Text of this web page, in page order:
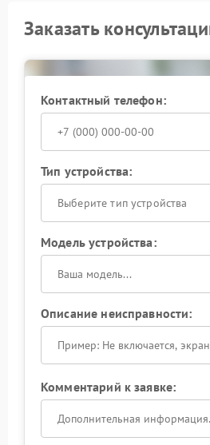
Заказать
Контактный телефон:
Тип устройства:
Выберите тип устройства
Модель устройства:
Описание неисправности:
Комментарий к заявке: